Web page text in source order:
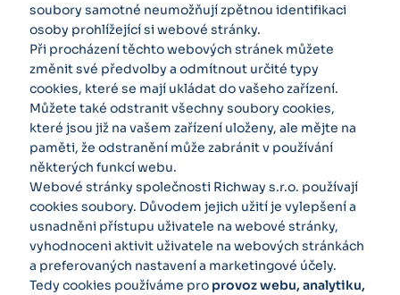
soubory samotné neumožňují zpětnou identifikaci
osoby prohlížející si webové stránky.
Při procházení těchto webových stránek můžete
změnit své předvolby a odmítnout určité typy
cookies, které se mají ukládat do vašeho zařízení.
Můžete také odstranit všechny soubory cookies,
které jsou již na vašem zařízení uloženy, ale mějte na
paměti, že odstranění může zabránit v používání
některých funkcí webu.
Webové stránky společnosti Richway s.r.o. používají
cookies soubory. Důvodem jejich užití je vylepšení a
usnadněni přístupu uživatele na webové stránky,
vyhodnoceni aktivit uživatele na webových stránkách
a preferovaných nastavení a marketingové účely.
Tedy cookies používáme pro provoz webu, analytiku,